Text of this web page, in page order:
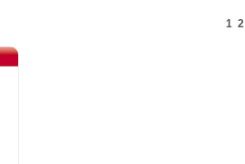
1 2